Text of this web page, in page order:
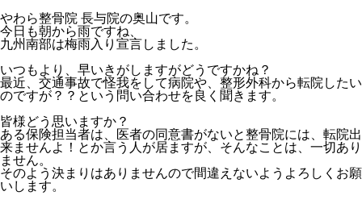
やわら整骨院 長与院の奥山です。
今日も朝から雨ですね、
九州南部は梅雨入り宣言しました。
いつもより、早いきがしますがどうですかね？
最近、交通事故で怪我をして病院や、整形外科から転院したい
のですが？？という問い合わせを良く聞きます。
皆様どう思いますか？
ある保険担当者は、医者の同意書がないと整骨院には、転院出
来ませんよ！とか言う人が居ますが、そんなことは、一切あり
ません。
そのよう決まりはありませんので間違えないようよろしくお願
いします。